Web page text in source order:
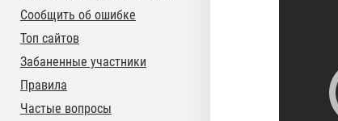
Сообщить об ошибке
Топ сайтов
Забаненные участники
Правила
Частые вопросы